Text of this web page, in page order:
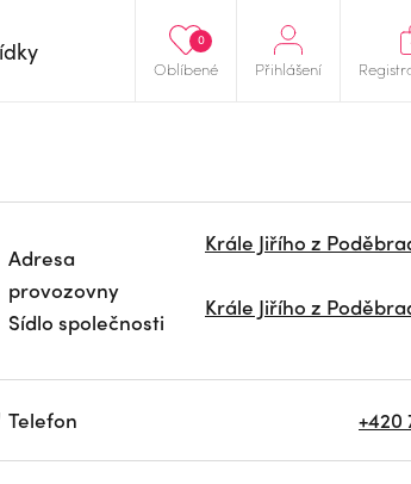
Oblíbené
0
Přihlášení
Adresa
provozovny
Sídlo společnosti
Krále Jiřího z
Krále Jiřího z
Telefon +420